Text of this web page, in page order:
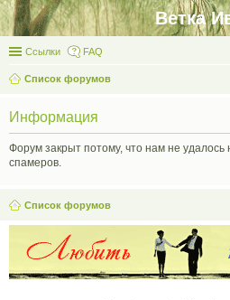
Ветка
Ссылки FAQ
Список форумов
Информация
Форум закрыт потому, что нам не удалось
спамеров.
Список форумов